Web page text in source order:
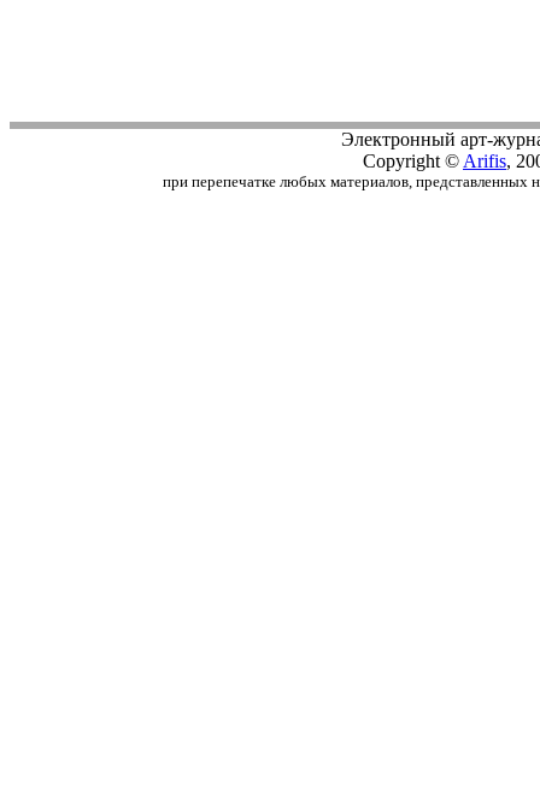
Электронный арт-
Copyright © Arifis,
при перепечатке любых материалов, представленных